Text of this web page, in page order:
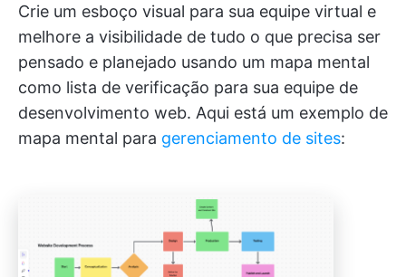
Crie um esboço visual para sua equipe virtual e
melhore a visibilidade de tudo o que precisa ser
pensado e planejado usando um mapa mental
como lista de verificação para sua equipe de
desenvolvimento web. Aqui está um exemplo de
mapa mental para gerenciamento de sites: